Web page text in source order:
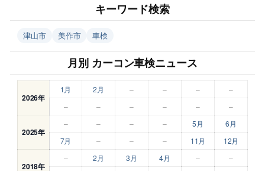
キーワード検索
津山市 美作市 車検
月別 カーコン車検ニュース
2026年
1月 2月 – – –
–
–
– – – – –
2025年
– – – – 5月
6月
7月
– – – 11月 12月
2018年
– 2月 3月 4月 –
–